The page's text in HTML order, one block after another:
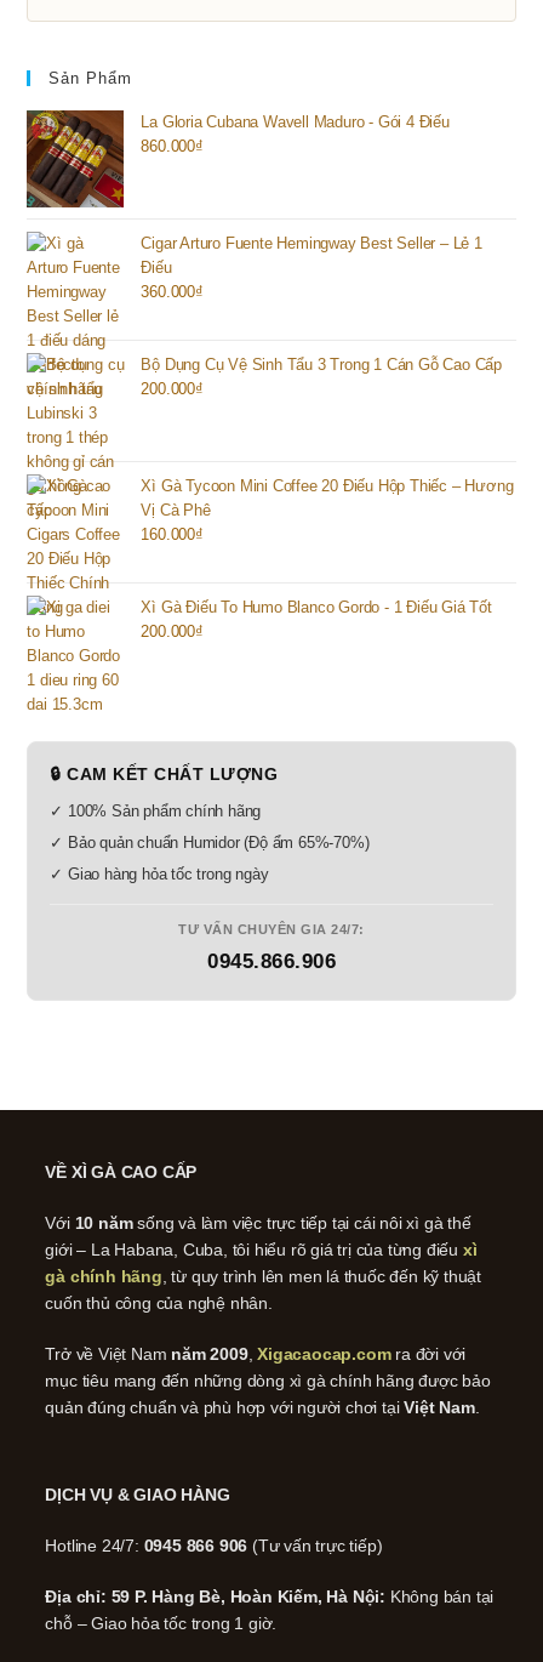
Sản Phẩm
La Gloria Cubana Wavell Maduro - Gói 4 Điếu
860.000₫
Cigar Arturo Fuente Hemingway Best Seller – Lẻ 1
Điếu
360.000₫
Bộ Dụng Cụ Vệ Sinh Tẩu 3 Trong 1 Cán Gỗ Cao Cấp
200.000₫
Xì Gà Tycoon Mini Coffee 20 Điếu Hộp Thiếc – Hương
Vị Cà Phê
160.000₫
Xì Gà Điếu To Humo Blanco Gordo - 1 Điếu Giá Tốt
200.000₫
🔒 CAM KẾT CHẤT LƯỢNG
✓ 100% Sản phẩm chính hãng
✓ Bảo quản chuẩn Humidor (Độ ẩm 65%-70%)
✓ Giao hàng hỏa tốc trong ngày
TƯ VẤN CHUYÊN GIA 24/7:
0945.866.906
VỀ XÌ GÀ CAO CẤP
Với 10 nămsống và làm việc trực tiếp tại cái nôi xì gà thế
giới – La Habana, Cuba, tôi hiểu rõ giá trị của từng điếu xì
gà chính hãng , từ quy trình lên men lá thuốc đến kỹ thuật
cuốn thủ công của nghệ nhân.
Trở về Việt Nam năm 2009,Xigacaocap.comra đời với
mục tiêu mang đến những dòng xì gà chính hãng được bảo
quản đúng chuẩn và phù hợp với người chơi tạiViệt Nam.
DỊCH VỤ & GIAO HÀNG
Hotline 24/7: 0945 866 906 (Tư vấn trực tiếp)
Địa chỉ: 59 P. Hàng Bè, Hoàn Kiếm, Hà Nội: Không bán tại
chỗ – Giao hỏa tốc trong 1 giờ.